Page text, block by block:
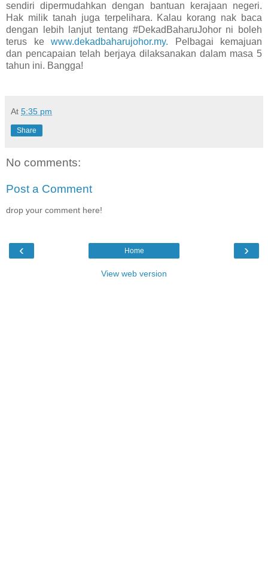
sendiri dipermudahkan dengan bantuan kerajaan negeri.
Hak milik tanah juga terpelihara. Kalau korang nak baca
dengan lebih lanjut tentang #DekadBaharuJohor ni boleh
terus ke www.dekadbaharujohor.my. Pelbagai kemajuan
dan pencapaian telah berjaya dilaksanakan dalam masa 5
tahun ini. Bangga!
At 5:35 pm
Share
No comments:
Post a Comment
drop your comment here!
‹ ›
Home
View web version